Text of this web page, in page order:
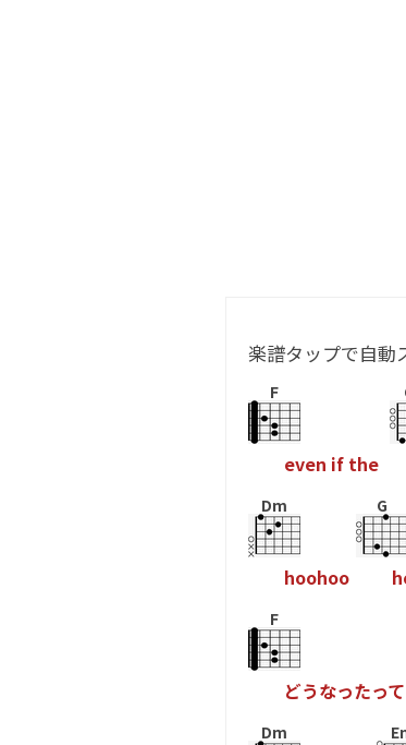
楽譜タップで自動
F
even if the
Dm
hoohoo
G
h
F
どうなったって
Dm